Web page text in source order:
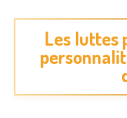
Les luttes